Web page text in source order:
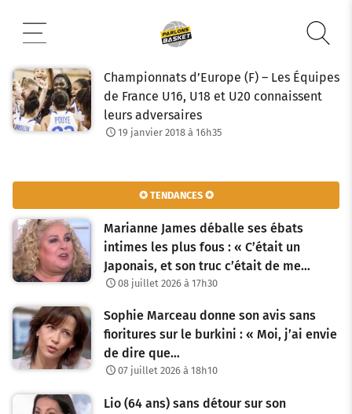
contenu
Championnats d’Europe (F) – Les Équipes
de France U16, U18 et U20 connaissent
leurs adversaires
19 janvier 2018 à 16h35
✪ TENDANCES ✪
Marianne James déballe ses ébats
intimes les plus fous : « C’était un
Japonais, et son truc c’était de me…
08 juillet 2026 à 17h30
Sophie Marceau donne son avis sans
fioritures sur le burkini : « Moi, j’ai envie
de dire que…
07 juillet 2026 à 18h10
Lio (64 ans) sans détour sur son